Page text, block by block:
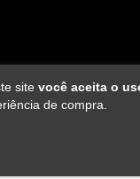
site você aceita o
de compra.